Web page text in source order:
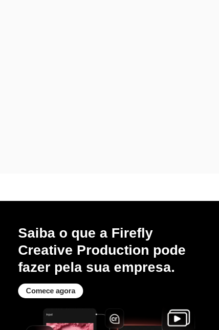
Saiba o que a Firefly
Creative Production pode
fazer pela sua empresa.
Comece agora